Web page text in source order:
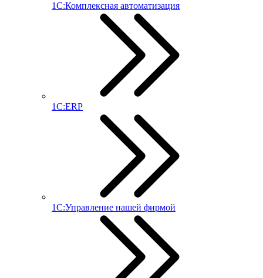
1С:Комплексная автоматизация
1С:ERP
1С:Управление нашей фирмой